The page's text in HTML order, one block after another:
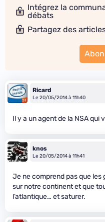
Intégrez la
débats
Partagez des
Ricard
Le 20/05/2014 à 11h40
Il y a un agent de la NSA qui
knos
Le 20/05/2014 à 11h41
Je ne comprend pas que les
sur notre continent et que
l’atlantique… et saturer.